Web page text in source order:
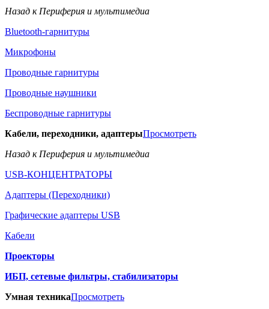
Назад к Периферия и мультимедиа
Bluetooth-гарнитуры
Микрофоны
Проводные гарнитуры
Проводные наушники
Беспроводные гарнитуры
Кабели, переходники, адаптерыПросмотреть
Назад к Периферия и мультимедиа
USB-КОНЦЕНТРАТОРЫ
Адаптеры (Переходники)
Графические адаптеры USB
Кабели
Проекторы
ИБП, сетевые фильтры, стабилизаторы
Умная техникаПросмотреть